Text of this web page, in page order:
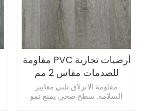
أرضيات تجارية PVC مقاومة
للصدمات مقاس 2 مم
للكافيتريات
مقاومة الانزلاق تلبي معايير
السلامة. سطح صحي يمنع نمو